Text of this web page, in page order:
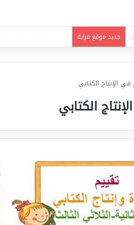
جديد موقع قراية
الإنتاج الكتابي
الكتابي